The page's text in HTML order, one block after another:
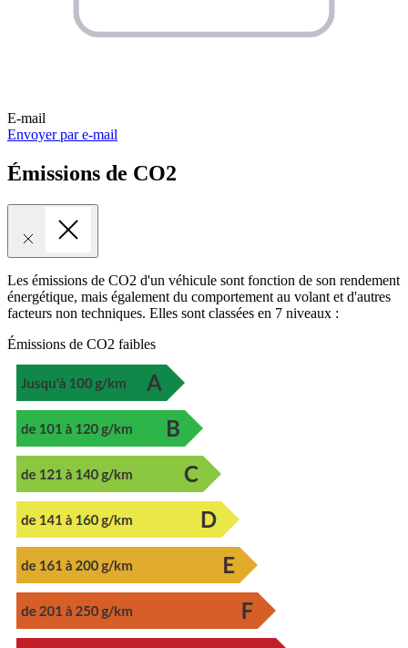
E-mail
Envoyer par e-mail
Émissions de CO2
Les émissions de CO2 d'un véhicule sont fonction de son rendement
énergétique, mais également du comportement au volant et d'autres
facteurs non techniques. Elles sont classées en 7 niveaux :
Émissions de CO2 faibles